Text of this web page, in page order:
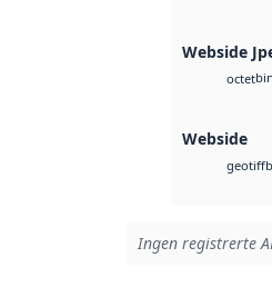
Webside
octet
Webside
geotiff
Ingen registrerte